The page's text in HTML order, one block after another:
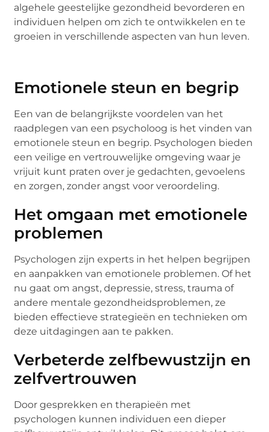
algehele geestelijke gezondheid bevorderen en
individuen helpen om zich te ontwikkelen en te
groeien in verschillende aspecten van hun leven.
Emotionele steun en begrip
Een van de belangrijkste voordelen van het
raadplegen van een psycholoog is het vinden van
emotionele steun en begrip. Psychologen bieden
een veilige en vertrouwelijke omgeving waar je
vrijuit kunt praten over je gedachten, gevoelens
en zorgen, zonder angst voor veroordeling.
Het omgaan met emotionele
problemen
Psychologen zijn experts in het helpen begrijpen
en aanpakken van emotionele problemen. Of het
nu gaat om angst, depressie, stress, trauma of
andere mentale gezondheidsproblemen, ze
bieden effectieve strategieën en technieken om
deze uitdagingen aan te pakken.
Verbeterde zelfbewustzijn en
zelfvertrouwen
Door gesprekken en therapieën met
psychologen kunnen individuen een dieper